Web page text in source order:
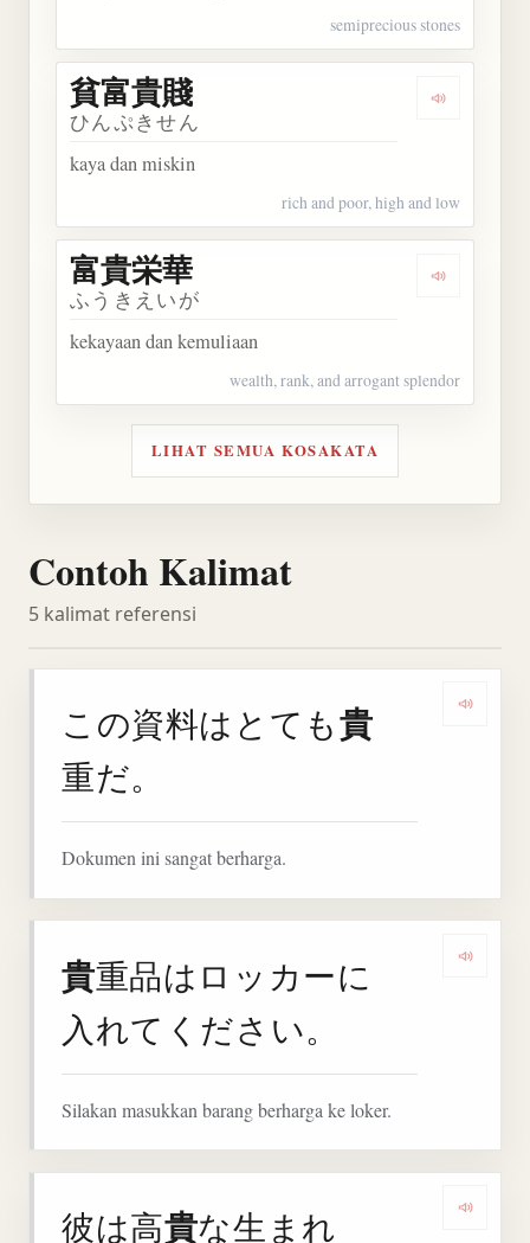
semiprecious stones
Dengarkan
貧富貴賤
ひんぷきせん
kaya dan miskin
rich and poor, high and low
Dengarkan
富貴栄華
ふうきえいが
kekayaan dan kemuliaan
wealth, rank, and arrogant splendor
LIHAT SEMUA KOSAKATA
Contoh Kalimat
5 kalimat referensi
この資料はとても貴
重だ。
Dokumen ini sangat berharga.
貴重品はロッカーに
入れてください。
Silakan masukkan barang berharga ke loker.
彼は高貴な生まれ